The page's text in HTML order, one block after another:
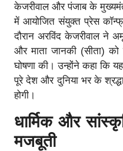
केजरीवाल और पंजाब के
में आयोजित संयुक्त प्रेस
दौरान अरविंद केजरीवाल ने
और माता जानकी (सीता) को
घोषणा की। उन्होंने कहा कि
पूरे देश और दुनिया भर के
होगी।
धार्मिक और
मजबूती